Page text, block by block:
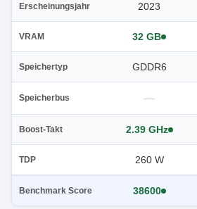
Erscheinungsjahr 2023
VRAM 32 GB
Speichertyp GDDR6
Speicherbus —
Boost-Takt 2.39 GHz
TDP 260 W
Benchmark Score 38600